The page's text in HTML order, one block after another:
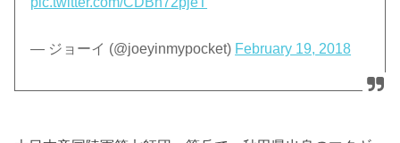
— ジョーイ (@joeyinmypocket) February 19, 2018